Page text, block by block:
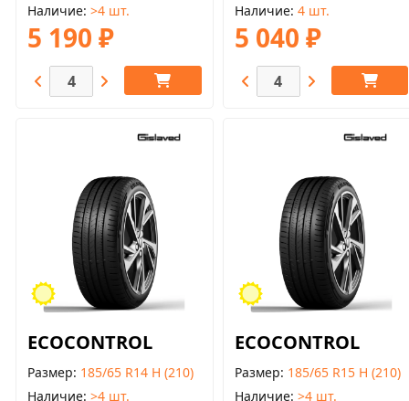
Наличие >4 шт.
5 190 ₽
Наличие 4 шт.
5 040 ₽
ECOCONTROL
Размер 185/65 R14 H (210)
Наличие >4 шт.
ECOCONTROL
Размер 185/65 R15 H (210)
Наличие >4 шт.